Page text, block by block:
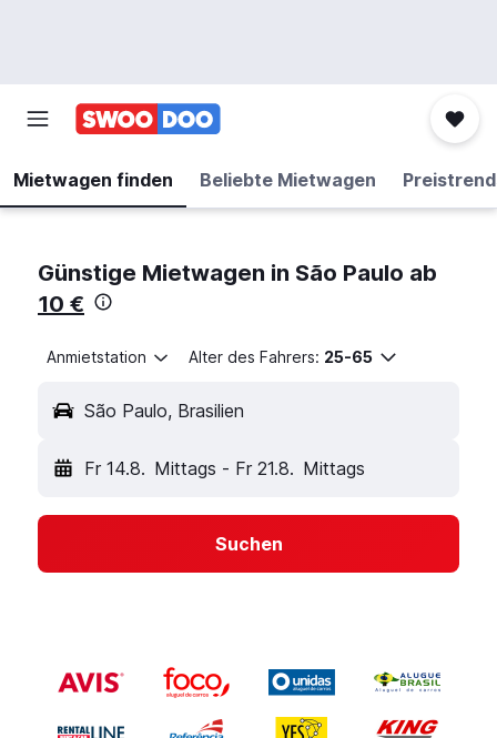
Mietwagen finden Beliebte Mietwagen
Günstige Mietwagen in São Paulo ab
10 €
Anmietstation Alter des Fahrers: 25-65
São Paulo, Brasilien
Fr 14.8. Mittags - Fr 21.8. Mittags
Suchen